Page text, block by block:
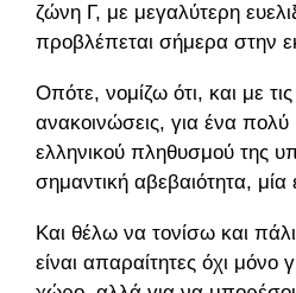
ζώνη Γ, με μεγαλύτερη
προβλέπεται σήμερα στην
Οπότε, νομίζω ότι, και με
ανακοινώσεις, για ένα πολύ
ελληνικού πληθυσμού της
σημαντική αβεβαιότητα, μία
Και θέλω να τονίσω και πάλι
είναι απαραίτητες όχι μόνο